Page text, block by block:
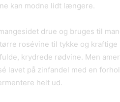
kan modne lidt længere.
drue og bruges til
rosévine til tykke og
krydrede rødvine. Men
lavet på zinfandel med en
helt ud.